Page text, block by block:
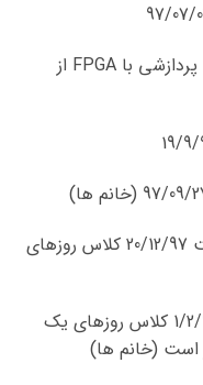
دوره طراحی کنترلر، اینترفیس و مدارات پردازشی با FPGA از
دوره میکروکنترلر ARM از 21/9/97 لغایت 20/12/97 کلاس روزهای
دوره میکروکنترلر ARM از 2/10/97 تا 1/2/98 کلاس روزهای یک
است (خانم ها)